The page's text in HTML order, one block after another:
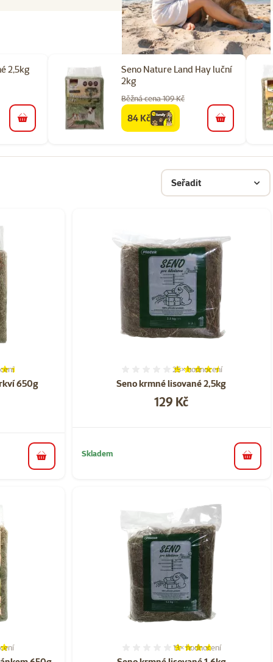
2,5kg
do košíku
Seno Nature Land Hay luční
2kg
Běžná cena 109 Kč
familycena
84 Kč do košíku
Seřadit
650g​
89%, počet hodnocení: 7
do košíku
Seno krmné lisované 2,5kg
Hodnocení 89%, počet
25×hodnocení
Cena
129 Kč
Skladem
do
80%, počet hodnocení: 2 Hodnocení 72%, počet
13×hodnocení